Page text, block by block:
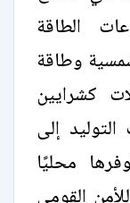
الطاقة
وطاقة
كشرايين
إلى
محليًا